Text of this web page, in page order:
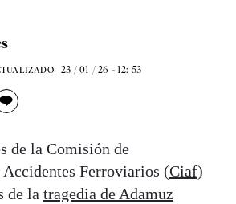
23 / 01 / 26 - 12: 53
de la Comisión de
Ferroviarios (Ciaf)
de la tragedia de Adamuz